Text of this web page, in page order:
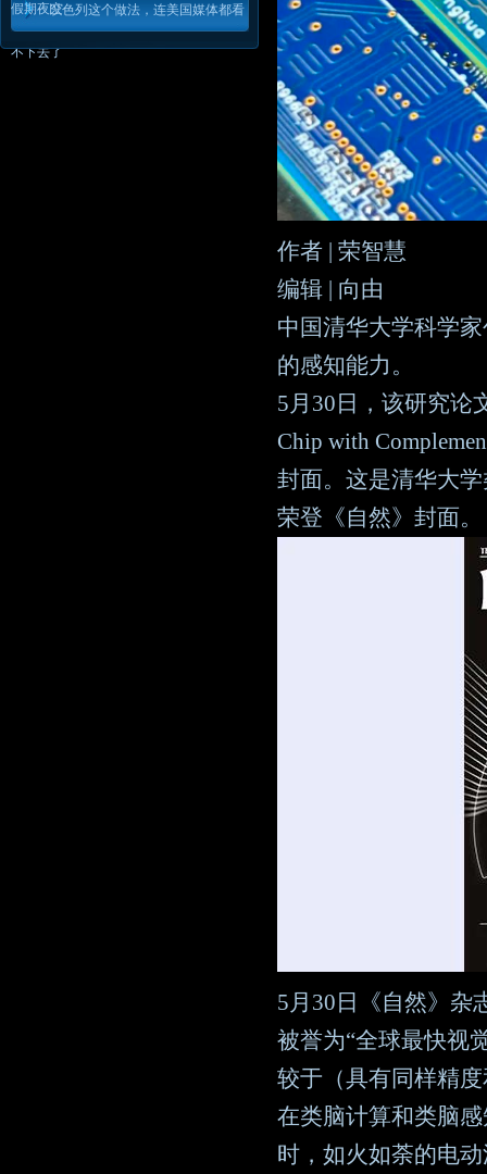
假期夜空以色列这个做法，连美国媒体都看
不下去了
作者 | 荣智慧
编辑 | 向由
中国清华大学科学
的感知能力。
5月30日，该研究论
Chip with
封面。这是清华大
荣登《自然》封面。
5月30日《自然》杂
被誉为“全球最快视
较于（具有同样精
在类脑计算和类脑
时，如火如荼的电